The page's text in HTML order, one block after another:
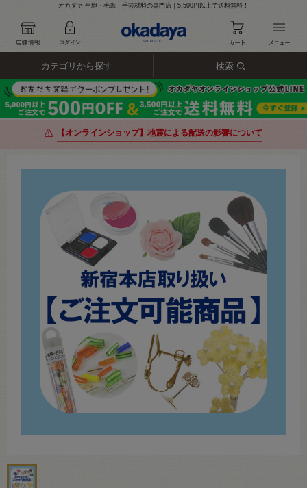
オカダヤ 生地・毛糸・手芸材料の専門店｜5,500円以上で送料無料！
カテゴリから探す 検索
【オンラインショップ】地震による配送の影響について